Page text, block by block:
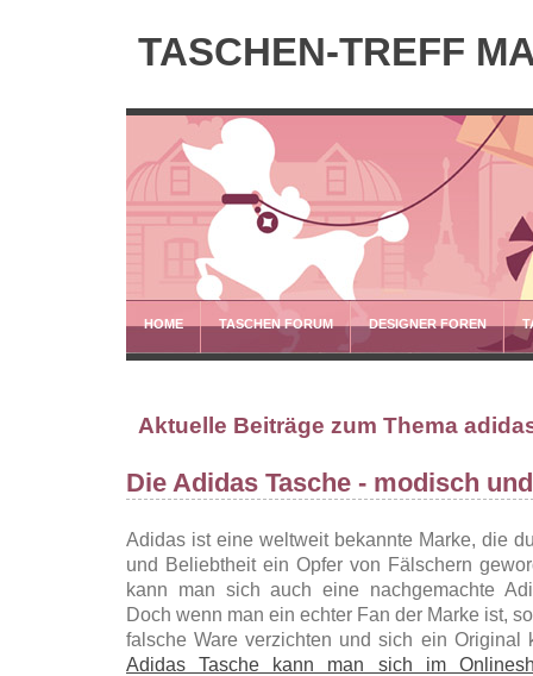
TASCHEN-TREFF
HOME TASCHEN FORUM DESIGNER FOREN
Aktuelle Beiträge zum Thema
Die Adidas Tasche - modisch
Adidas ist eine weltweit bekannte Marke, die
und Beliebtheit ein Opfer von Fälschern
kann man sich auch eine nachgemachte
Doch wenn man ein echter Fan der Marke ist,
falsche Ware verzichten und sich ein Original
Adidas Tasche kann man sich im